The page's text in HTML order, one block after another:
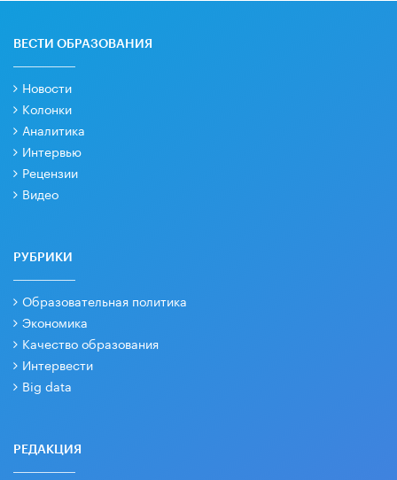
ВЕСТИ ОБРАЗОВАНИЯ
Новости
Колонки
Аналитика
Интервью
Рецензии
Видео
РУБРИКИ
Образовательная политика
Экономика
Качество образования
Интервести
Big data
РЕДАКЦИЯ